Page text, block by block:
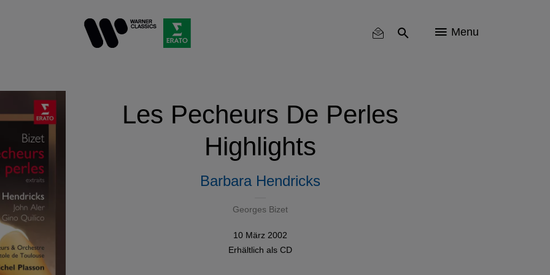
Menu
Les Pecheurs De Perles
Highlights
Barbara Hendricks
Georges Bizet
10 März 2002
Erhältlich als CD